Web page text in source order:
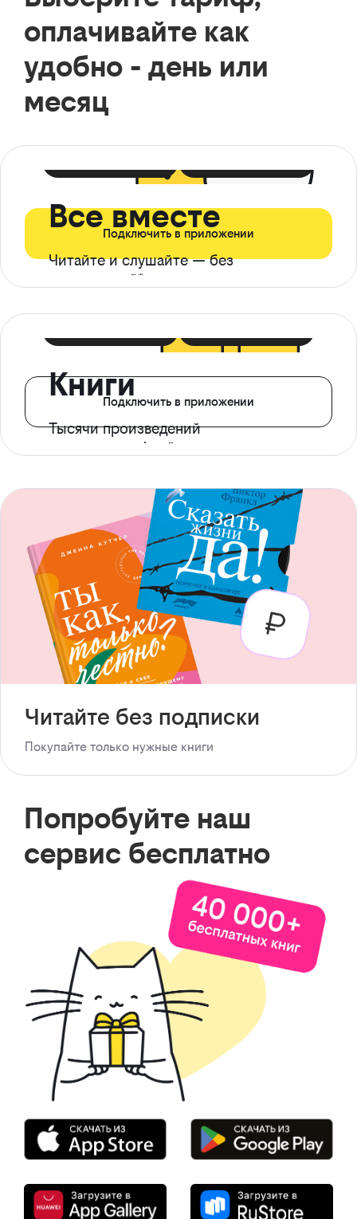
оплачивайте как
удобно - день или
месяц
Все вместе
Читайте и слушайте — без
ограничений*
Подключить в приложении
Книги
Тысячи произведений
с доступом офлайн
Подключить в приложении
Читайте без подписки
Покупайте только нужные книги
Попробуйте наш
сервис бесплатно